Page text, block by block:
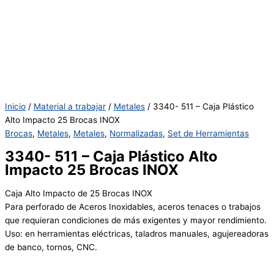
Inicio / Material a trabajar / Metales / 3340- 511 – Caja Plástico
Alto Impacto 25 Brocas INOX
Brocas, Metales, Metales, Normalizadas, Set de Herramientas
3340- 511 – Caja Plástico Alto
Impacto 25 Brocas INOX
Caja Alto Impacto de 25 Brocas INOX
Para perforado de Aceros Inoxidables, aceros tenaces o trabajos
que requieran condiciones de más exigentes y mayor rendimiento.
Uso: en herramientas eléctricas, taladros manuales, agujereadoras
de banco, tornos, CNC.